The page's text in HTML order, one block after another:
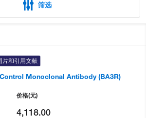
筛选
片和引用文献
Monoclonal Antibody (BA3R)
价格(元)
4,118.00